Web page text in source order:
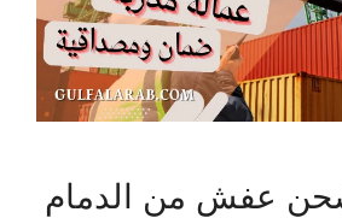
عفش من الدمام